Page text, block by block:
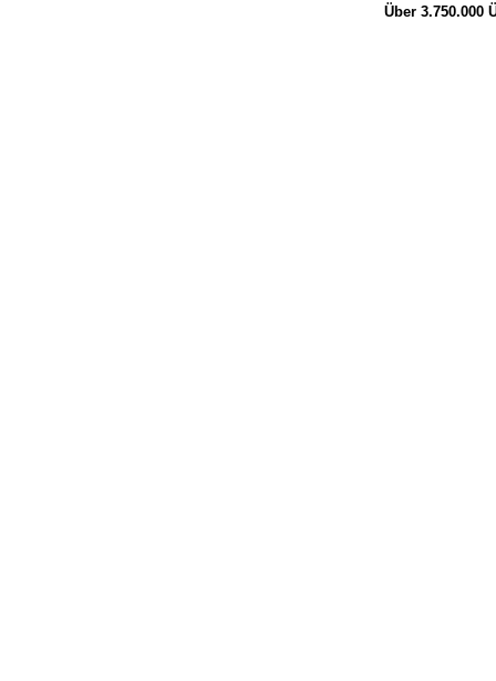
Über 3.750.000